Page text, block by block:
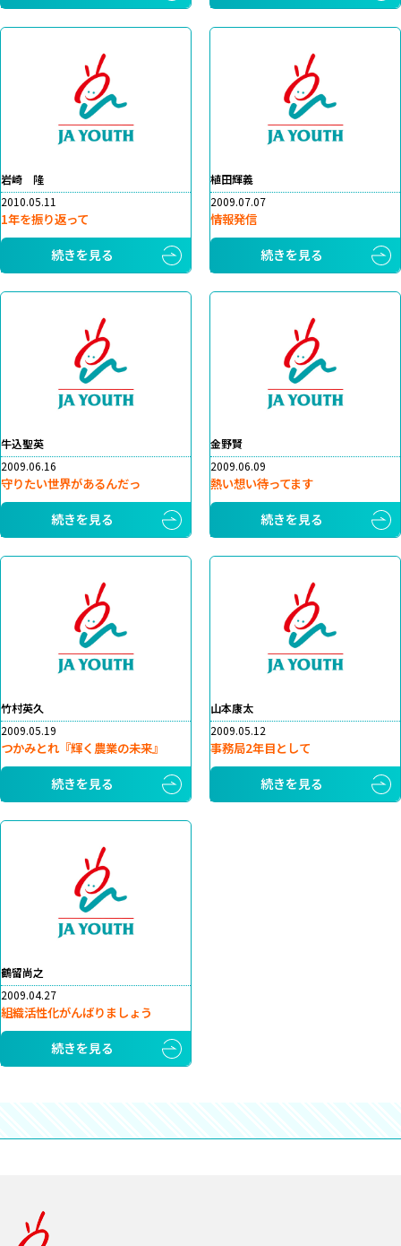
岩崎 隆
2010.05.11
1年を振り返って
続きを見る
植田輝義
2009.07.07
情報発信
続きを見る
牛込聖英
2009.06.16
守りたい世界があるんだっ
続きを見る
金野賢
2009.06.09
熱い想い待ってます
続きを見る
竹村英久
2009.05.19
つかみとれ『輝く農業の未来』
続きを見る
山本康太
2009.05.12
事務局2年目として
続きを見る
鶴留尚之
2009.04.27
組織活性化がんばりましょう
続きを見る